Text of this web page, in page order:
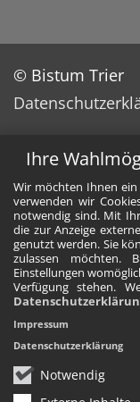
Ihre
Wir möchten Ihnen ein
verwenden wir
notwendig sind. Mit
die zur Anzeige
genutzt werden. Sie
zulassen möchten.
Einstellungen
Verfügung stehen.
Notwendig
Impressum
Datenschutzerklärung
© Bistum Trier